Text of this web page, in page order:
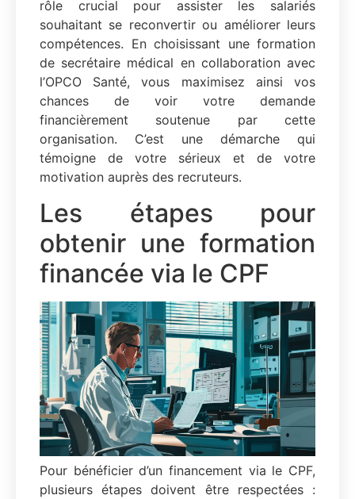
rôle crucial pour assister les salariés
souhaitant se reconvertir ou améliorer leurs
compétences. En choisissant une formation
de secrétaire médical en collaboration avec
l’OPCO Santé, vous maximisez ainsi vos
chances de voir votre demande
financièrement soutenue par cette
organisation. C’est une démarche qui
témoigne de votre sérieux et de votre
motivation auprès des recruteurs.
Les étapes pour
obtenir une formation
financée via le CPF
Pour bénéficier d’un financement via le CPF,
plusieurs étapes doivent être respectées :